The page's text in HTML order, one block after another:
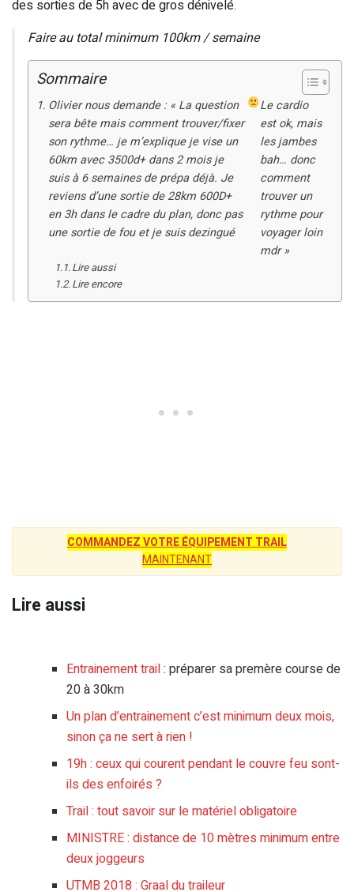
des sorties de 5h avec de gros dénivelé.
Faire au total minimum 100km / semaine
Sommaire
Olivier nous demande : « La question
sera bête mais comment trouver/fixer
son rythme… je m’explique je vise un
60km avec 3500d+ dans 2 mois je
suis à 6 semaines de prépa déjà. Je
reviens d’une sortie de 28km 600D+
en 3h dans le cadre du plan, donc pas
une sortie de fou et je suis dezingué
Le cardio
est ok, mais
les jambes
bah… donc
comment
trouver un
rythme pour
voyager loin
mdr »
Lire aussi
Lire encore
COMMANDEZ VOTRE ÉQUIPEMENT TRAIL
MAINTENANT
Lire aussi
Entrainement trail: préparer sa premère course de
20 à 30km
Un plan d’entrainement c’est minimum deux mois,
sinon ça ne sert à rien !
19h : ceux qui courent pendant le couvre feu sont-
ils des enfoirés ?
Trail : tout savoir sur le matériel obligatoire
MINISTRE : distance de 10 mètres minimum entre
deux joggeurs
UTMB 2018 : Graal du traileur